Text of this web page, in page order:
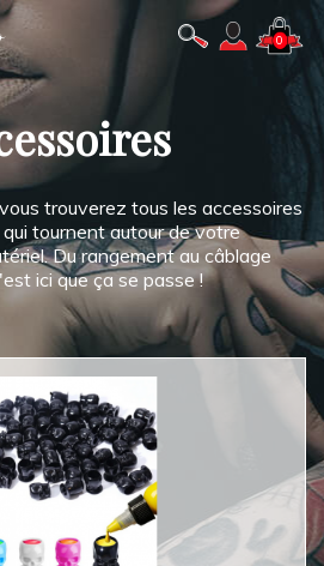
0
trouverez tous les accessoires
tournent autour de votre
Du rangement au câblage
ici que ça se passe !